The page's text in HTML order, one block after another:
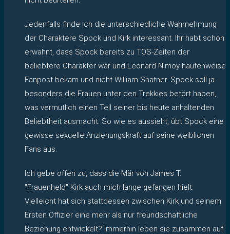
Jedenfalls finde ich die unterschiedliche Wahrnehmung
der Charaktere Spock und Kirk interessant. Ihr habt schon
erwähnt, dass Spock bereits zu TOS-Zeiten der
beliebtere Charakter war und Leonard Nimoy haufenweise
Fanpost bekam und nicht William Shatner. Spock soll ja
besonders die Frauen unter den Trekkies betört haben,
was vermutlich einen Teil seiner bis heute anhaltenden
Beliebtheit ausmacht. So wie es aussieht, übt Spock eine
gewisse sexuelle Anziehungskraft auf seine weiblichen
Fans aus.
Ich gebe offen zu, dass die Mär von James T.
"Frauenheld" Kirk auch mich lange gefangen hielt.
Vielleicht hat sich stattdessen zwischen Kirk und seinem
Ersten Offizier eine mehr als nur freundschaftliche
Beziehung entwickelt? Immerhin leben sie zusammen auf